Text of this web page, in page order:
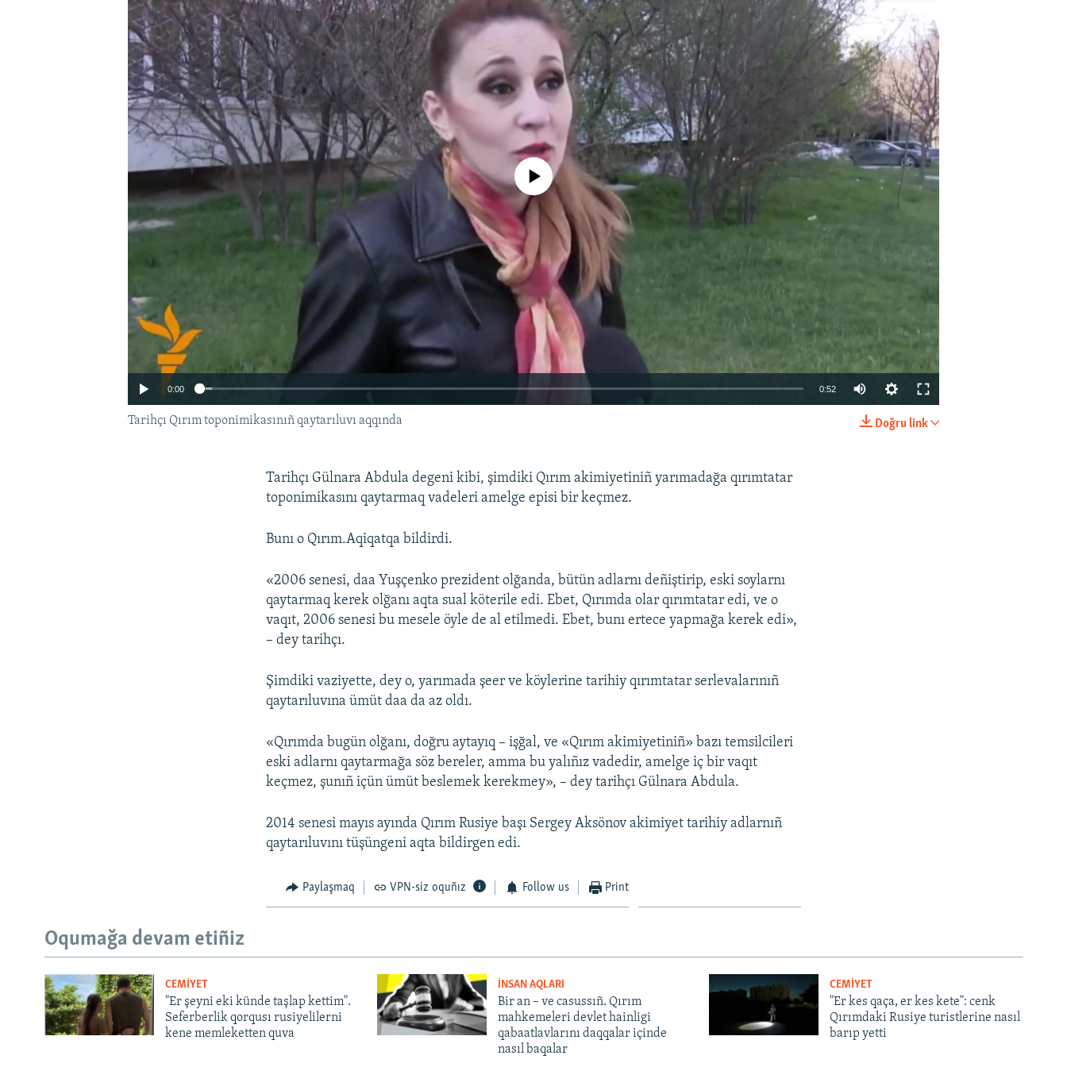
SHARE
No media source currently available
0:00 0:52
Doğru link
Tarihçı Qırım toponimikasınıñ qaytarıluvı aqqında
Tarihçı Gülnara Abdula degeni kibi, şimdiki Qırım akimiyetiniñ yarımadağa qırımtatar
toponimikasını qaytarmaq vadeleri amelge episi bir keçmez.
Bunı o Qırım.Aqiqatqa bildirdi.
«2006 senesi, daa Yuşçenko prezident olğanda, bütün adlarnı deñiştirip, eski soylarnı
qaytarmaq kerek olğanı aqta sual köterile edi. Ebet, Qırımda olar qırımtatar edi, ve o
vaqıt, 2006 senesi bu mesele öyle de al etilmedi. Ebet, bunı ertece yapmağa kerek edi»,
– dey tarihçı.
Şimdiki vaziyette, dey o, yarımada şeer ve köylerine tarihiy qırımtatar serlevalarınıñ
qaytarıluvına ümüt daa da az oldı.
«Qırımda bugün olğanı, doğru aytayıq – işğal, ve «Qırım akimiyetiniñ» bazı temsilcileri
eski adlarnı qaytarmağa söz bereler, amma bu yalıñız vadedir, amelge iç bir vaqıt
keçmez, şunıñ içün ümüt beslemek kerekmey», – dey tarihçı Gülnara Abdula.
2014 senesi mayıs ayında Qırım Rusiye başı Sergey Aksönov akimiyet tarihiy adlarnıñ
qaytarıluvını tüşüngeni aqta bildirgen edi.
Paylaşmaq VPN-siz oquñız Follow us Print
Oqumağa devam etiñiz
CEMİYET
"Er şeyni eki künde taşlap kettim".
Seferberlik qorqusı rusiyelilerni
kene memleketten quva
İNSAN AQLARI
Bir an – ve casussıñ. Qırım
mahkemeleri devlet hainligi
qabaatlavlarını daqqalar içinde
nasıl baqalar
CEMİYET
"Er kes qaça, er kes kete": cenk
Qırımdaki Rusiye turistlerine nasıl
barıp yetti